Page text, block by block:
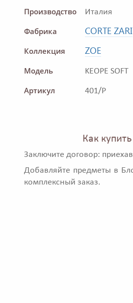
Производство Италия
Фабрика CORTE ZARI
Коллекция ZOE
Модель KEOPE SOFT
Артикул 401/P
Как
Заключите договор:
Добавляйте предметы в
комплексный заказ.